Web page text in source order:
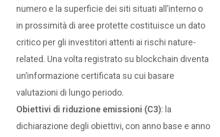
numero e la superficie dei siti situati all’interno o
in prossimità di aree protette costituisce un dato
critico per gli investitori attenti ai rischi nature-
related. Una volta registrato su blockchain diventa
un’informazione certificata su cui basare
valutazioni di lungo periodo.
Obiettivi di riduzione emissioni (C3): la
dichiarazione degli obiettivi, con anno base e anno